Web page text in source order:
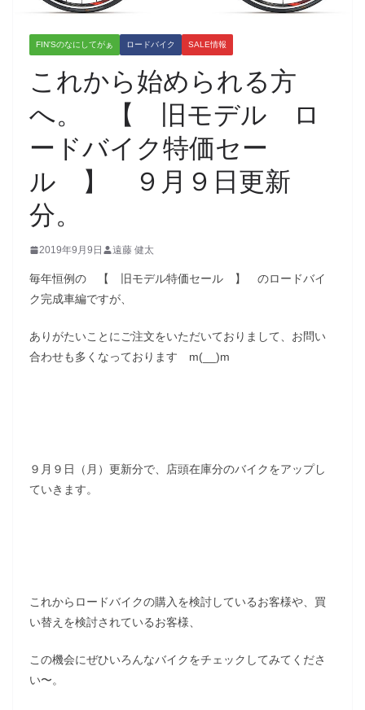
FIN'Sのなにしてがぁ ロードバイク SALE情報
これから始められる方
へ。 【 旧モデル ロ
ードバイク特価セー
ル 】 ９月９日更新
分。
2019年9月9日 遠藤 健太
毎年恒例の 【 旧モデル特価セール 】 のロードバイ
ク完成車編ですが、
ありがたいことにご注文をいただいておりまして、お問い
合わせも多くなっております m(__)m
９月９日（月）更新分で、店頭在庫分のバイクをアップし
ていきます。
これからロードバイクの購入を検討しているお客様や、買
い替えを検討されているお客様、
この機会にぜひいろんなバイクをチェックしてみてくださ
い〜。